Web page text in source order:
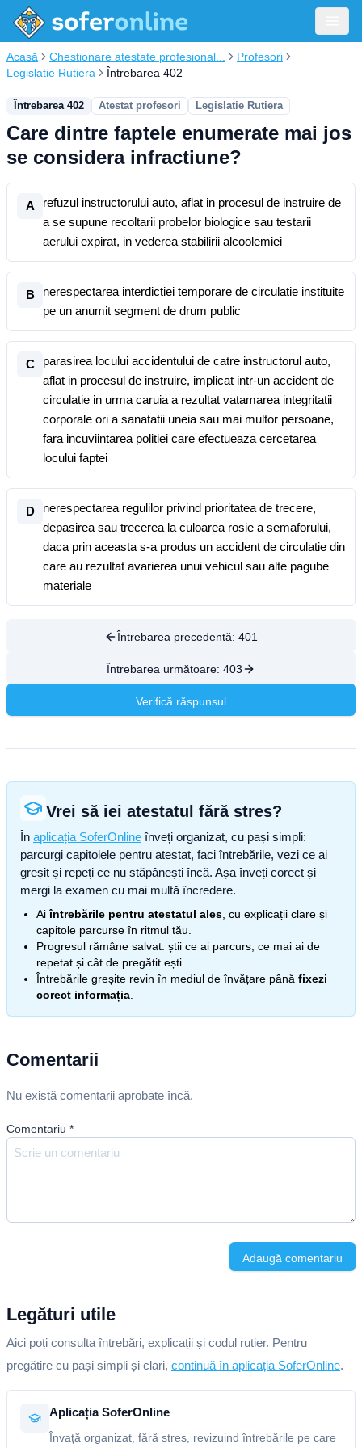
Acasă Chestionare atestate profesional...
Profesori
Legislatie Rutiera
Întrebarea 402
Întrebarea 402 Atestat profesori Legislatie Rutiera
Care dintre faptele enumerate mai jos
se considera infractiune?
A
refuzul instructorului auto, aflat in procesul de instruire de
a se supune recoltarii probelor biologice sau testarii
aerului expirat, in vederea stabilirii alcoolemiei
B
nerespectarea interdictiei temporare de circulatie instituite
pe un anumit segment de drum public
C
parasirea locului accidentului de catre instructorul auto,
aflat in procesul de instruire, implicat intr-un accident de
circulatie in urma caruia a rezultat vatamarea integritatii
corporale ori a sanatatii uneia sau mai multor persoane,
fara incuviintarea politiei care efectueaza cercetarea
locului faptei
D
nerespectarea regulilor privind prioritatea de trecere,
depasirea sau trecerea la culoarea rosie a semaforului,
daca prin aceasta s-a produs un accident de circulatie din
care au rezultat avarierea unui vehicul sau alte pagube
materiale
Întrebarea precedentă: 401
Întrebarea următoare: 403
Verifică răspunsul
Vrei să iei atestatul fără stres?
În aplicația SoferOnline înveți organizat, cu pași simpli:
parcurgi capitolele pentru atestat, faci întrebările, vezi ce ai
greșit și repeți ce nu stăpânești încă. Așa înveți corect și
mergi la examen cu mai multă încredere.
Aiîntrebările pentru atestatul ales , cu explicații clare și
capitole parcurse în ritmul tău.
Progresul rămâne salvat: știi ce ai parcurs, ce mai ai de
repetat și cât de pregătit ești.
Întrebările greșite revin în mediul de învățare până fixezi
corect informația
Comentarii
Nu există comentarii aprobate încă.
Comentariu *
Adaugă comentariu
Legături utile
Aici poți consulta întrebări, explicații și codul rutier. Pentru
pregătire cu pași simpli și clari, continuă în aplicația SoferOnline.
Aplicația SoferOnline
Învață organizat, fără stres, revizuind întrebările pe care